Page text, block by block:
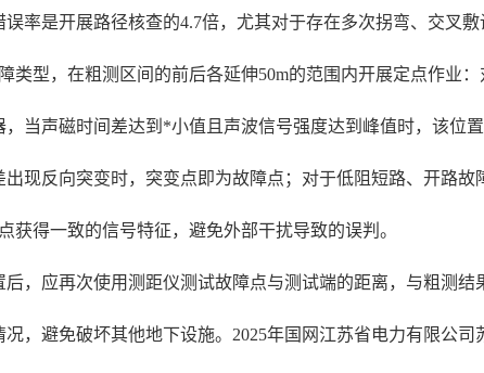
率是开展路径核查的4.7倍，尤其对于存在多次拐弯、交叉
类型，在粗测区间的前后各延伸50m的范围内开展定点作业
当声磁时间差达到*小值且声波信号强度达到峰值时，该位
出现反向突变时，突变点即为故障点；对于低阻短路、开路
获得一致的信号特征，避免外部干扰导致的误判。
，应再次使用测距仪测试故障点与测试端的距离，与粗测
，避免破坏其他地下设施。2025年国网江苏省电力有限公